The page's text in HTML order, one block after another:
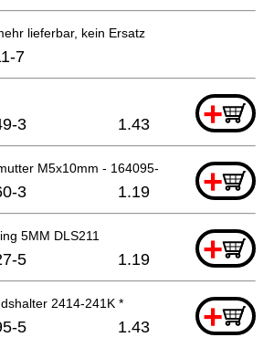
lieferbar, kein Ersatz
7
+
3 1.43
M5x10mm - 164095-8 +
3 1.19
5MM DLS211 +
5 1.19
2414-241K * +
5 1.43